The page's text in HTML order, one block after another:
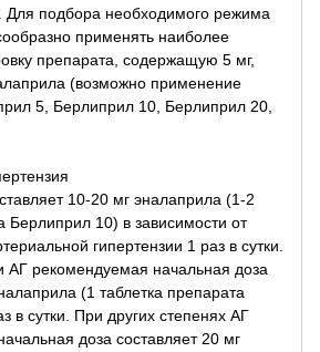
Для подбора необходимого режима
применять наиболее
препарата, содержащую 5 мг,
(возможно применение
5, Берлиприл 10, Берлиприл 20,
10-20 мг эналаприла (1-2
Берлиприл 10) в зависимости от
гипертензии 1 раз в сутки.
АГ рекомендуемая начальная доза
(1 таблетка препарата
в сутки. При других степенях АГ
доза составляет 20 мг